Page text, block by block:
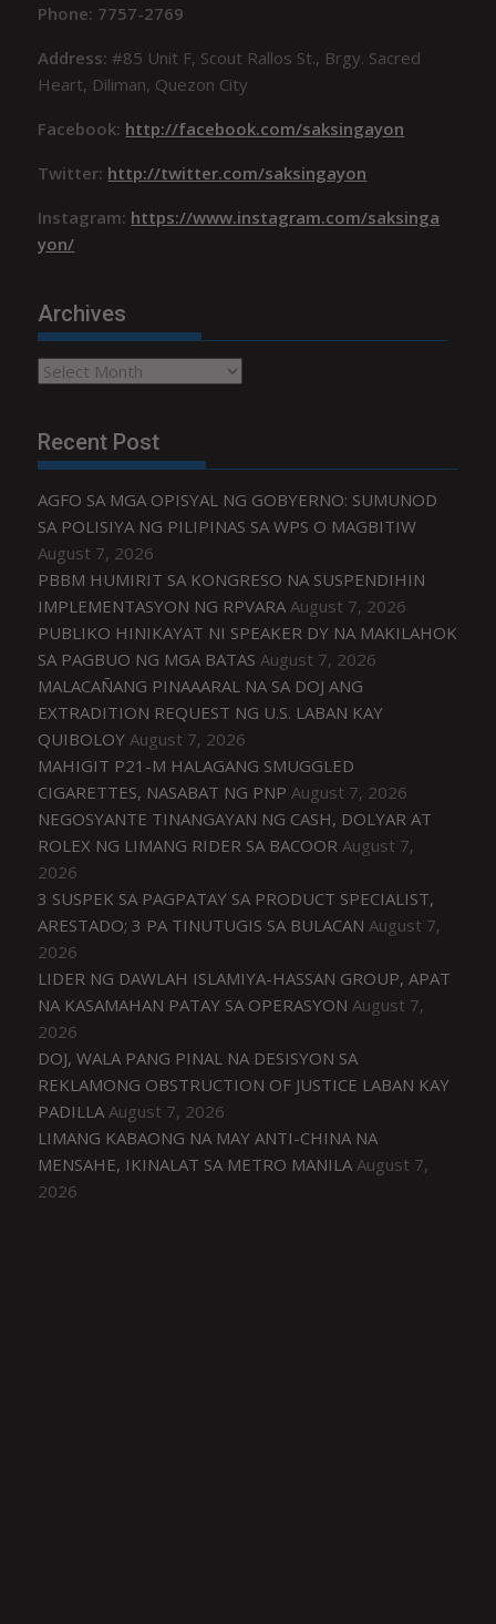
Phone: 7757-2769
Address:#85 Unit F, Scout Rallos St., Brgy. Sacred
Heart, Diliman, Quezon City
Facebook: http://facebook.com/saksingayon
Twitter: http://twitter.com/saksingayon
Instagram: https://www.instagram.com/saksinga
yon/
Archives
Archives
Recent Post
AGFO SA MGA OPISYAL NG GOBYERNO: SUMUNOD
SA POLISIYA NG PILIPINAS SA WPS O MAGBITIW
August 7, 2026
PBBM HUMIRIT SA KONGRESO NA SUSPENDIHIN
IMPLEMENTASYON NG RPVARA August 7, 2026
PUBLIKO HINIKAYAT NI SPEAKER DY NA MAKILAHOK
SA PAGBUO NG MGA BATAS August 7, 2026
MALACAÑANG PINAAARAL NA SA DOJ ANG
EXTRADITION REQUEST NG U.S. LABAN KAY
QUIBOLOY August 7, 2026
MAHIGIT P21-M HALAGANG SMUGGLED
CIGARETTES, NASABAT NG PNP August 7, 2026
NEGOSYANTE TINANGAYAN NG CASH, DOLYAR AT
ROLEX NG LIMANG RIDER SA BACOOR August 7,
2026
3 SUSPEK SA PAGPATAY SA PRODUCT SPECIALIST,
ARESTADO; 3 PA TINUTUGIS SA BULACAN August 7,
2026
LIDER NG DAWLAH ISLAMIYA-HASSAN GROUP, APAT
NA KASAMAHAN PATAY SA OPERASYON August 7,
2026
DOJ, WALA PANG PINAL NA DESISYON SA
REKLAMONG OBSTRUCTION OF JUSTICE LABAN KAY
PADILLA August 7, 2026
LIMANG KABAONG NA MAY ANTI-CHINA NA
MENSAHE, IKINALAT SA METRO MANILA August 7,
2026